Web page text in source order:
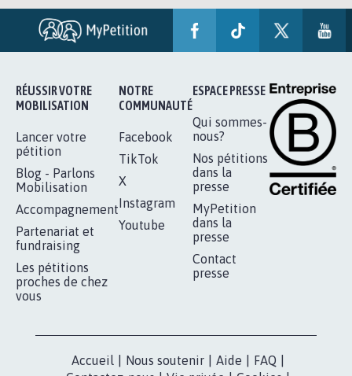
RÉUSSIR VOTRE
MOBILISATION
Lancer votre
pétition
Blog - Parlons
Mobilisation
Accompagnement
Partenariat et
fundraising
Les pétitions
proches de chez
vous
NOTRE
COMMUNAUTÉ
Facebook
TikTok
X
Instagram
Youtube
ESPACE PRESSE
Qui sommes-
nous?
Nos pétitions
dans la
presse
MyPetition
dans la
presse
Contact
presse
Accueil Nous soutenir Aide FAQ